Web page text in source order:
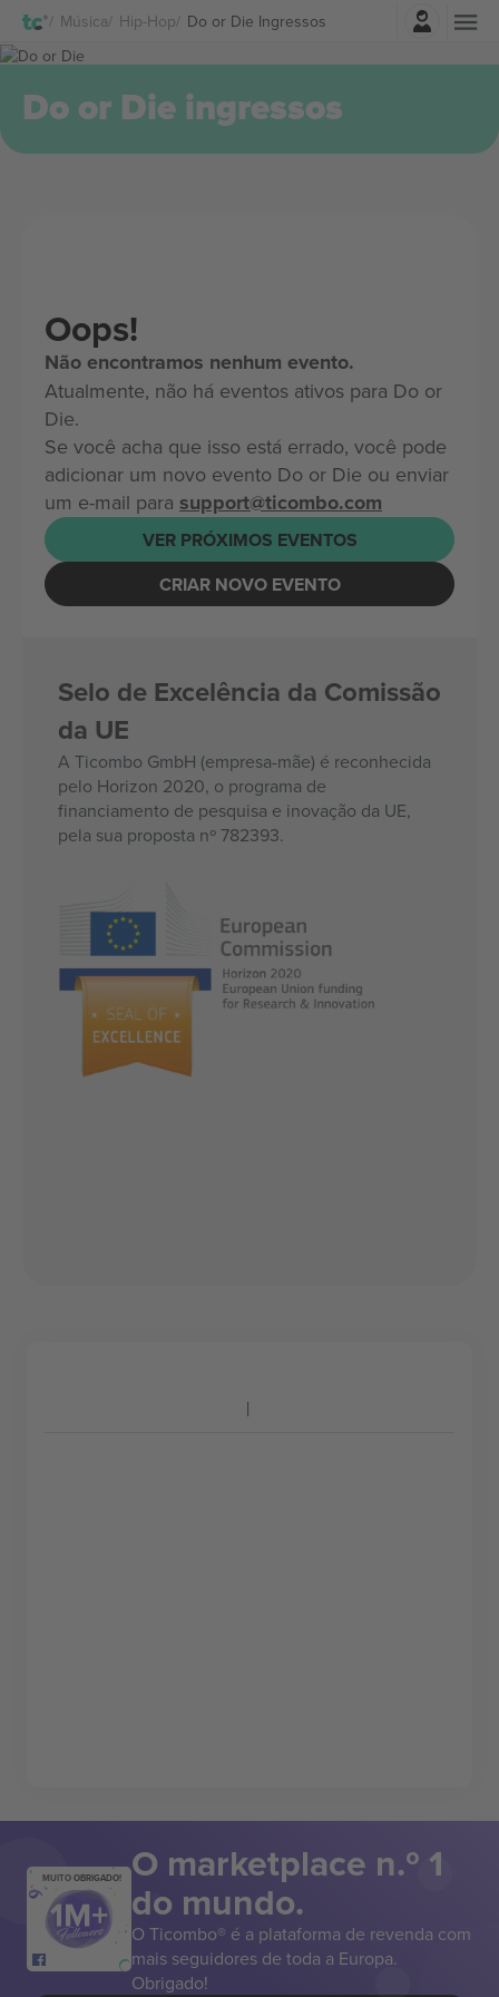
Música Hip-Hop Do or Die Ingressos
Entrar
Do or Die ingressos
Oops!
Não encontramos nenhum evento.
Atualmente, não há eventos ativos para Do or
Die.
Se você acha que isso está errado, você pode
adicionar um novo evento Do or Die ou enviar
um e-mail para support@ticombo.com
VER PRÓXIMOS EVENTOS
CRIAR NOVO EVENTO
Selo de Excelência da Comissão
da UE
A Ticombo GmbH (empresa-mãe) é reconhecida
pelo Horizon 2020, o programa de
financiamento de pesquisa e inovação da UE,
pela sua proposta nº 782393.
MUITO OBRIGADO! O marketplace n.º 1
do mundo.
O Ticombo® é a plataforma de revenda com
mais seguidores de toda a Europa.
Obrigado!